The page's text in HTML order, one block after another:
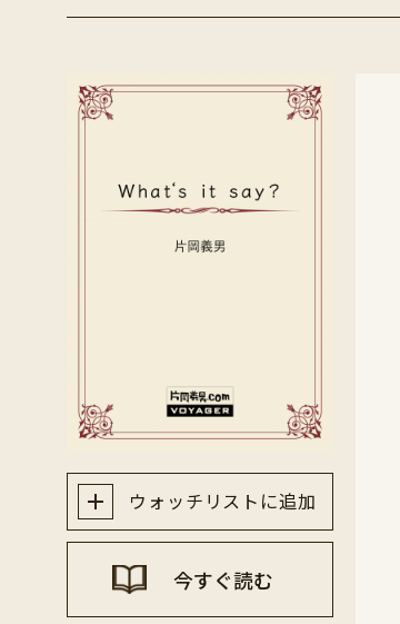
ウォッチリストに追加
今すぐ読む